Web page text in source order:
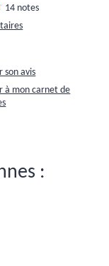
14 notes
son avis
à mon carnet de
: